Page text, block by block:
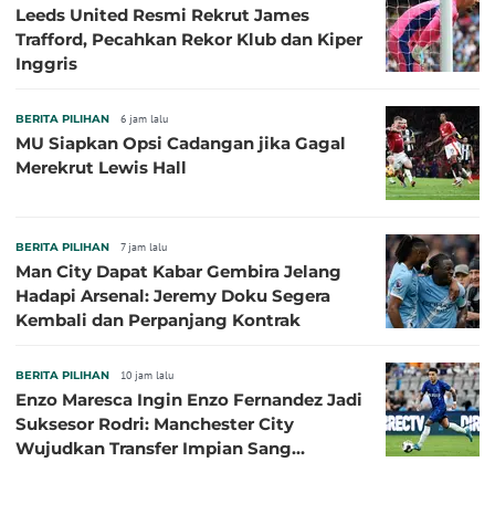
Leeds United Resmi Rekrut James
Trafford, Pecahkan Rekor Klub dan Kiper
Inggris
BERITA PILIHAN 6 jam lalu
MU Siapkan Opsi Cadangan jika Gagal
Merekrut Lewis Hall
BERITA PILIHAN 7 jam lalu
Man City Dapat Kabar Gembira Jelang
Hadapi Arsenal: Jeremy Doku Segera
Kembali dan Perpanjang Kontrak
BERITA PILIHAN 10 jam lalu
Enzo Maresca Ingin Enzo Fernandez Jadi
Suksesor Rodri: Manchester City
Wujudkan Transfer Impian Sang